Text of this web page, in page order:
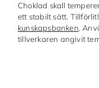
Choklad skall
ett stabilt sätt.
kunskapsbanken.
tillverkaren angivit